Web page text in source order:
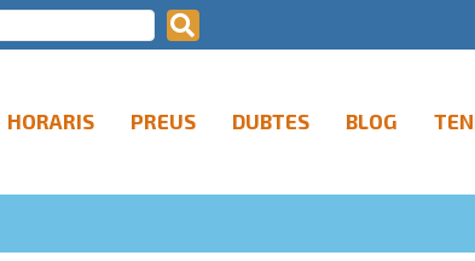
HORARIS PREUS DUBTES BLOG